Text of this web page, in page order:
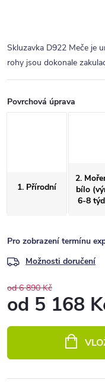
Skluzavka D922 Meče je
rohy jsou dokonale
Povrchová úprava
1. Přírodní
2.
bílo
6-8
Pro zobrazení termínu
Možnosti doručení
od 6 890 Kč
od 5 168